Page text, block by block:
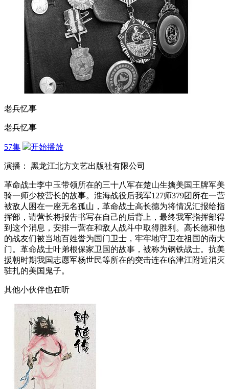
老兵忆事
老兵忆事
57集 开始播放
演播： 黑龙江北方文艺出版社有限公司
革命战士李中玉带领所在的三十八军在楚山生擒美国王牌军美
骑一师少校营长的故事。淮海战役后我军127师379团所在一营
被敌人困在一座无名孤山，革命战士高长德为将情况汇报给指
挥部，请营长将报告书写在自己的后背上，最终我军指挥部得
到这个消息，安排一营在和敌人战斗中取得胜利。高长德和他
的战友们被当地百姓誉为国门卫士，牢牢地守卫在祖国的南大
门。革命战士叶弟根保家卫国的故事，被称为钢铁战士。抗美
援朝时期我国志愿军杨世民等所在的突击连在临津江附近消灭
驻扎的美国鬼子。
其他小伙伴也在听